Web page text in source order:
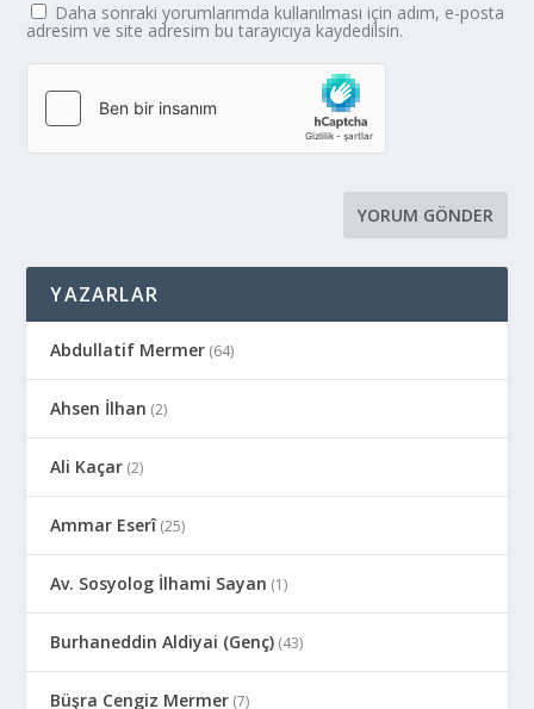
Daha sonraki yorumlarımda kullanılması için adım, e-posta
adresim ve site adresim bu tarayıcıya kaydedilsin.
YAZARLAR
Abdullatif Mermer (64)
Ahsen İlhan (2)
Ali Kaçar (2)
Ammar Eserî(25)
Av. Sosyolog İlhami Sayan (1)
Burhaneddin Aldiyai (Genç) (43)
Büşra Cengiz Mermer (7)